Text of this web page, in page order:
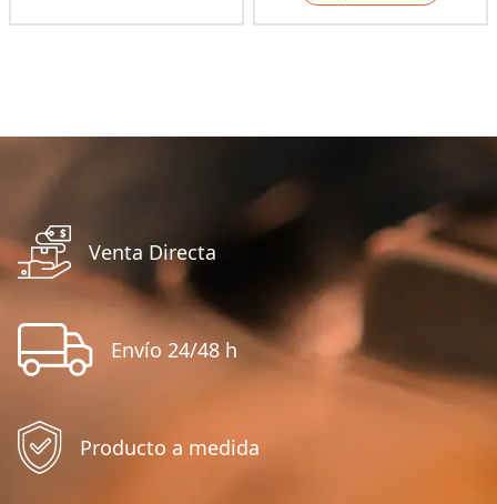
Venta Directa
Envío 24/48 h
Producto a medida